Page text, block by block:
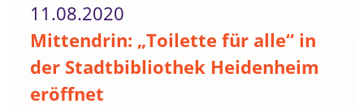
11.08.2020
Mittendrin: „Toilette für alle“ in
der Stadtbibliothek Heidenheim
eröffnet